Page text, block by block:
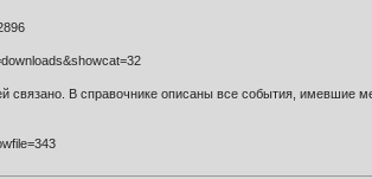
В справочнике описаны все события, имевшие